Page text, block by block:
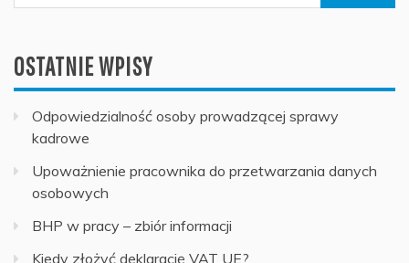
OSTATNIE WPISY
Odpowiedzialność osoby prowadzącej sprawy
kadrowe
Upoważnienie pracownika do przetwarzania danych
osobowych
BHP w pracy – zbiór informacji
Kiedy złożyć deklarację VAT UE?